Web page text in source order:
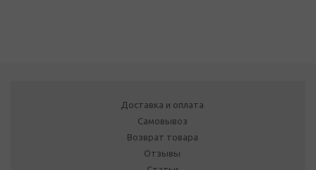
Доставка и оплата
Самовывоз
Возврат товара
Отзывы